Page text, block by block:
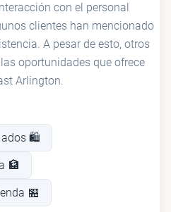
con el personal
clientes han mencionado
A pesar de esto, otros
oportunidades que ofrece
Arlington.
🛍️
🏦
🏪